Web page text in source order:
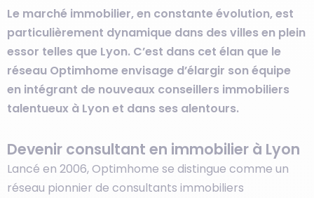
Le marché immobilier, en constante évolution, est
particulièrement dynamique dans des villes en plein
essor telles que Lyon. C’est dans cet élan que le
réseau Optimhome envisage d’élargir son équipe
en intégrant de nouveaux conseillers immobiliers
talentueux à Lyon et dans ses alentours.
Devenir consultant en immobilier à Lyon
Lancé en 2006, Optimhome se distingue comme un
réseau pionnier de consultants immobiliers